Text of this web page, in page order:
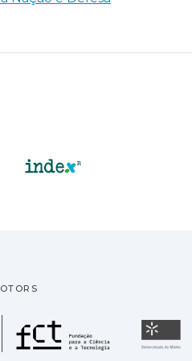
Fundação